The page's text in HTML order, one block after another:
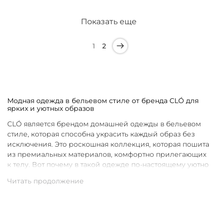
Показать еще
1 2
Модная одежда в бельевом стиле от бренда CLÓ для
ярких и уютных образов
CLÓ является брендом домашней одежды в бельевом
стиле, которая способна украсить каждый образ без
исключения. Это роскошная коллекция, которая пошита
из премиальных материалов, комфортно прилегающих
к телу. Вот почему в такой одежде по-настоящему уютно
продуманные фасоны позволяют каждой женщине